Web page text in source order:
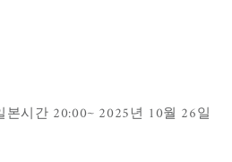
시간 20:00~ 2025년 10월 26일